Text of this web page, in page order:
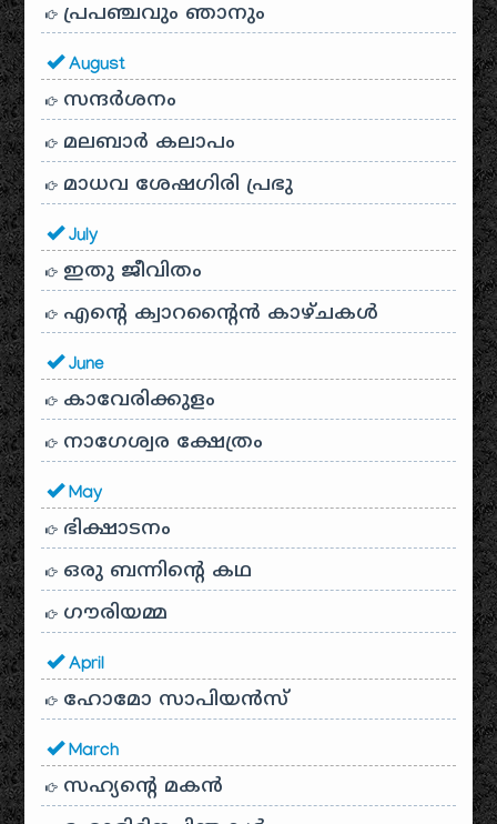
പ്രപഞ്ചവും ഞാനും
August
സന്ദര്‍ശനം
മലബാർ കലാപം
മാധവ ശേഷഗിരി പ്രഭു
July
ഇതു ജീവിതം
എന്റെ ക്വാറന്റൈൻ കാഴ്ചകൾ
June
കാവേരിക്കുളം
നാഗേശ്വര ക്ഷേത്രം
May
ഭിക്ഷാടനം
ഒരു ബന്നിന്റെ കഥ
ഗൗരിയമ്മ
April
ഹോമോ സാപിയൻസ്
March
സഹ്യന്റെ മകൻ